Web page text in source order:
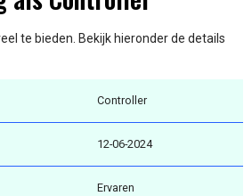
te bieden. Bekijk hieronder de details
Controller
12-06-2024
Ervaren